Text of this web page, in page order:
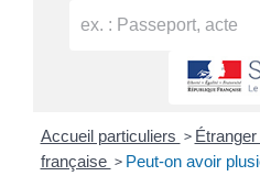
Accueil particuliers >
française > Peut-on avoir